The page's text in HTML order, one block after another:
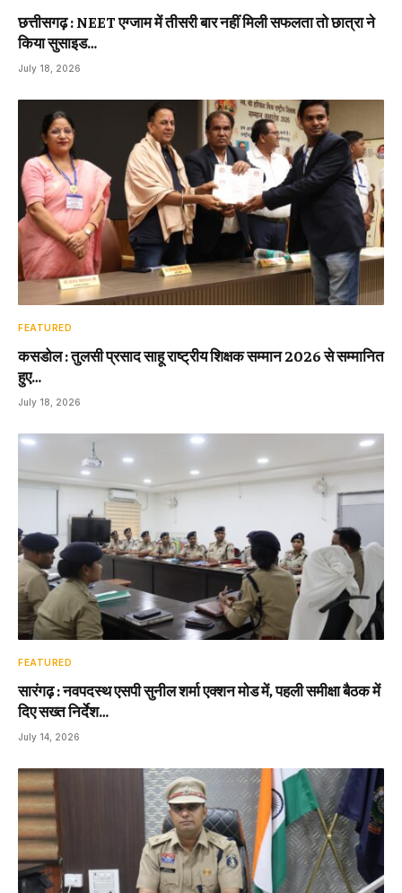
छत्तीसगढ़ : NEET एग्जाम में तीसरी बार नहीं मिली सफलता तो छात्रा ने
किया सुसाइड…
July 18, 2026
FEATURED
कसडोल : तुलसी प्रसाद साहू राष्ट्रीय शिक्षक सम्मान 2026 से सम्मानित
हुए…
July 18, 2026
FEATURED
सारंगढ़ : नवपदस्थ एसपी सुनील शर्मा एक्शन मोड में, पहली समीक्षा बैठक में
दिए सख्त निर्देश…
July 14, 2026